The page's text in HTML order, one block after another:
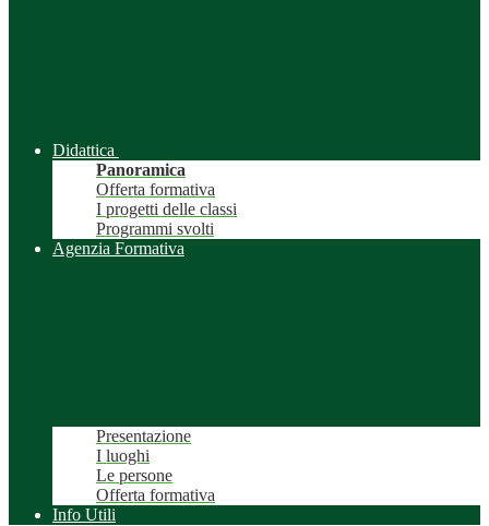
Didattica
Panoramica
Offerta formativa
I progetti delle classi
Programmi svolti
Agenzia Formativa
Presentazione
I luoghi
Le persone
Offerta formativa
Info Utili